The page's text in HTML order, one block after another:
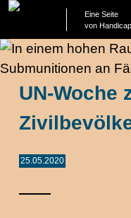
Eine Seite
von
UN-Woche
25.05.2020